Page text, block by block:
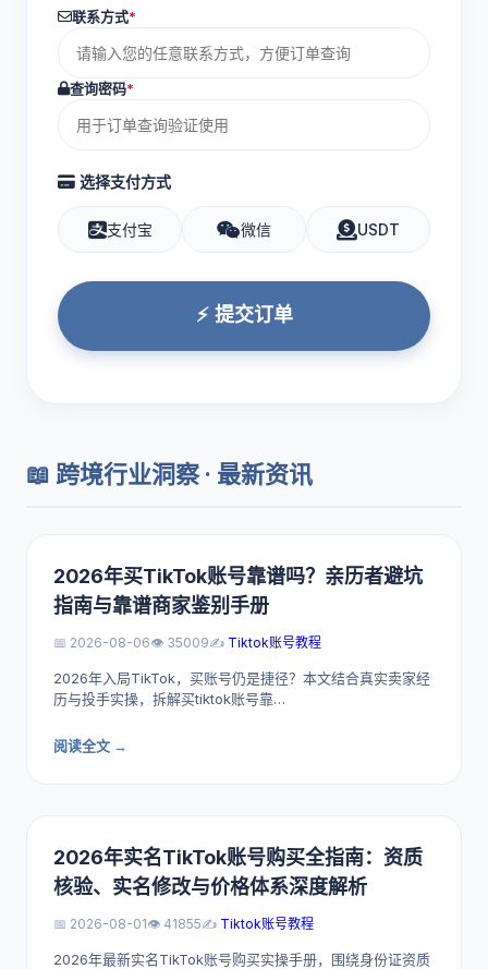
联系方式*
查询密码*
选择支付方式
支付宝 微信 USDT
⚡ 提交订单
📖 跨境行业洞察 · 最新资讯
2026年买TikTok账号靠谱吗？亲历者避坑
指南与靠谱商家鉴别手册
📅 2026-08-06👁️ 35009✍️ Tiktok账号教程
2026年入局TikTok，买账号仍是捷径？本文结合真实卖家经
历与投手实操，拆解买tiktok账号靠…
阅读全文 →
2026年实名TikTok账号购买全指南：资质
核验、实名修改与价格体系深度解析
📅 2026-08-01👁️ 41855✍️ Tiktok账号教程
2026年最新实名TikTok账号购买实操手册，围绕身份证资质